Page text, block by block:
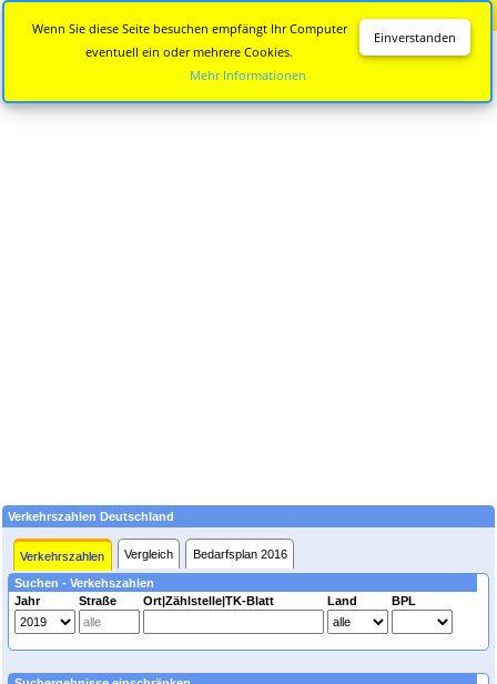
Verkehrszahlen Deutschland
Verkehrszahlen Vergleich Bedarfsplan 2016
Suchen - Verkehszahlen
Jahr
Straße Ort|Zählstelle|TK-Blatt Land BPL
Einverstanden
Wenn Sie diese Seite besuchen empfängt Ihr Computer
eventuell ein oder mehrere Cookies.
Mehr Informationen